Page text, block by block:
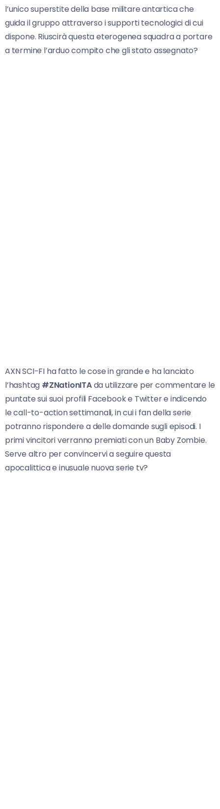
l’unico superstite della base militare antartica che
guida il gruppo attraverso i supporti tecnologici di cui
dispone. Riuscirà questa eterogenea squadra a portare
a termine l’arduo compito che gli stato assegnato?
AXN SCI-FI ha fatto le cose in grande e ha lanciato
l’hashtag #ZNationITAda utilizzare per commentare le
puntate sui suoi profili Facebook e Twitter e indicendo
le call-to-action settimanali, in cui i fan della serie
potranno rispondere a delle domande sugli episodi. I
primi vincitori verranno premiati con un Baby Zombie.
Serve altro per convincervi a seguire questa
apocalittica e inusuale nuova serie tv?